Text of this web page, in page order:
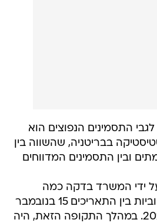
התסמינים הנפוצים הוא
בבריטניה, שהשווה בין
ובין התסמינים המדווחים
ידי המשרד בדקה כמה
בדיקות קורונה היו חיוביות בין התאריכים 15 בנובמבר
2020 ו-16 בינואר 2021. במהלך התקופה הזאת, היה